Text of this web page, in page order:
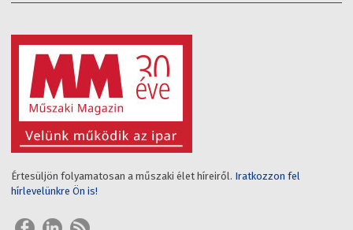
Értesüljön folyamatosan a műszaki élet híreiről. Iratkozzon fel
hírlevelünkre Ön is!